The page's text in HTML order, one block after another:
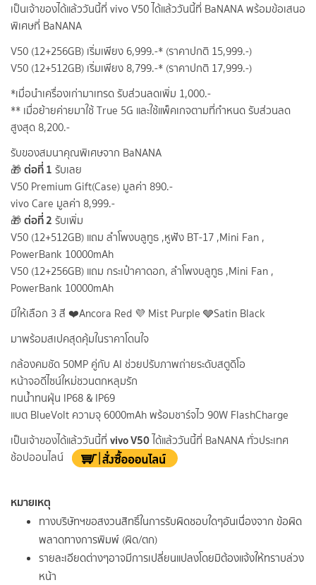
เป็นเจ้าของได้แล้ววันนี้ที่ vivo V50 ได้แล้ววันนี้ที่ BaNANA พร้อมข้อเสนอ
พิเศษที่ BaNANA
V50 (12+256GB) เริ่มเพียง 6,999.-* (ราคาปกติ 15,999.-)
V50 (12+512GB) เริ่มเพียง 8,799.-* (ราคาปกติ 17,999.-)
*เมื่อนำเครื่องเก่ามาเทรด รับส่วนลดเพิ่ม 1,000.-
** เมื่อย้ายค่ายมาใช้ True 5G และใช้แพ็คเกจตามที่กำหนด รับส่วนลด
สูงสุด 8,200.-
รับของสมนาคุณพิเศษจาก BaNANA
🎁 ต่อที่ 1 รับเลย
V50 Premium Gift(Case) มูลค่า 890.-
vivo Care มูลค่า 8,999.-
🎁 ต่อที่ 2 รับเพิ่ม
V50 (12+512GB) แถม ลำโพงบลูทูธ ,หูฟัง BT-17 ,Mini Fan ,
PowerBank 10000mAh
V50 (12+256GB) แถม กระเป๋าคาดอก, ลำโพงบลูทูธ ,Mini Fan ,
PowerBank 10000mAh
มีให้เลือก 3 สี ❤️Ancora Red 💜 Mist Purple 🩶Satin Black
มาพร้อมสเปคสุดคุ้มในราคาโดนใจ
กล้องคมชัด 50MP คู่กับ AI ช่วยปรับภาพถ่ายระดับสตูดิโอ
หน้าจอดีไซน์ใหม่ชวนตกหลุมรัก
ทนน้ำทนฝุ่น IP68 & IP69
แบต BlueVolt ความจุ 6000mAh พร้อมชาร์จไว 90W FlashCharge
เป็นเจ้าของได้แล้ววันนี้ที่ vivo V50 ได้แล้ววันนี้ที่ BaNANA ทั่วประเทศ
ช้อปออนไลน์
หมายเหตุ
ทางบริษัทฯขอสงวนสิทธิ์ในการรับผิดชอบใดๆอันเนื่องจาก ข้อผิด
พลาดทางการพิมพ์ (ผิด/ตก)
รายละเอียดต่างๆอาจมีการเปลี่ยนแปลงโดยมิต้องแจ้งให้ทราบล่วง
หน้า